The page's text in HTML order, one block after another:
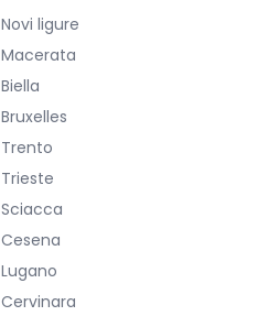
Novi ligure
Macerata
Biella
Bruxelles
Trento
Trieste
Sciacca
Cesena
Lugano
Cervinara